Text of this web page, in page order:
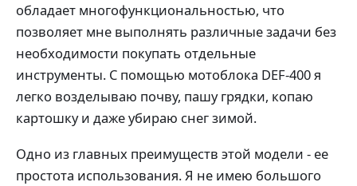
обладает многофункциональностью, что
позволяет мне выполнять различные задачи без
необходимости покупать отдельные
инструменты. С помощью мотоблока DEF-400 я
легко возделываю почву, пашу грядки, копаю
картошку и даже убираю снег зимой.
Одно из главных преимуществ этой модели - ее
простота использования. Я не имею большого